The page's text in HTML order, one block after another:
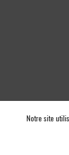
Notre site